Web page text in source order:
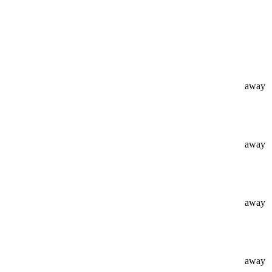
away
away
away
away